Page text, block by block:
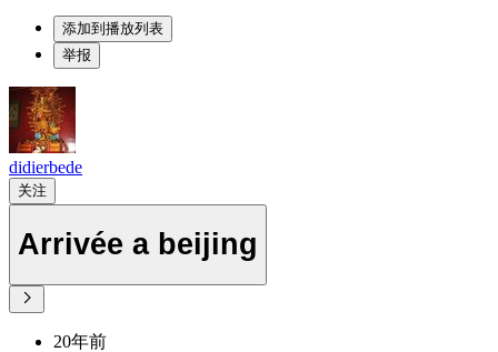
添加到播放列表
举报
didierbede
关注
Arrivée a beijing
20年前